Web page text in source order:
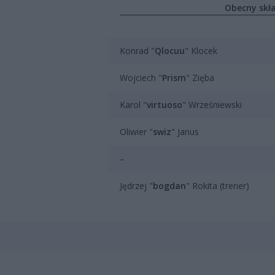
Obecny
Konrad "Qlocuu" Klocek
Wojciech "Prism" Zięba
Karol "virtuoso" Wrześniewski
Oliwier "swiz" Janus
–
Jędrzej "bogdan" Rokita (trener)